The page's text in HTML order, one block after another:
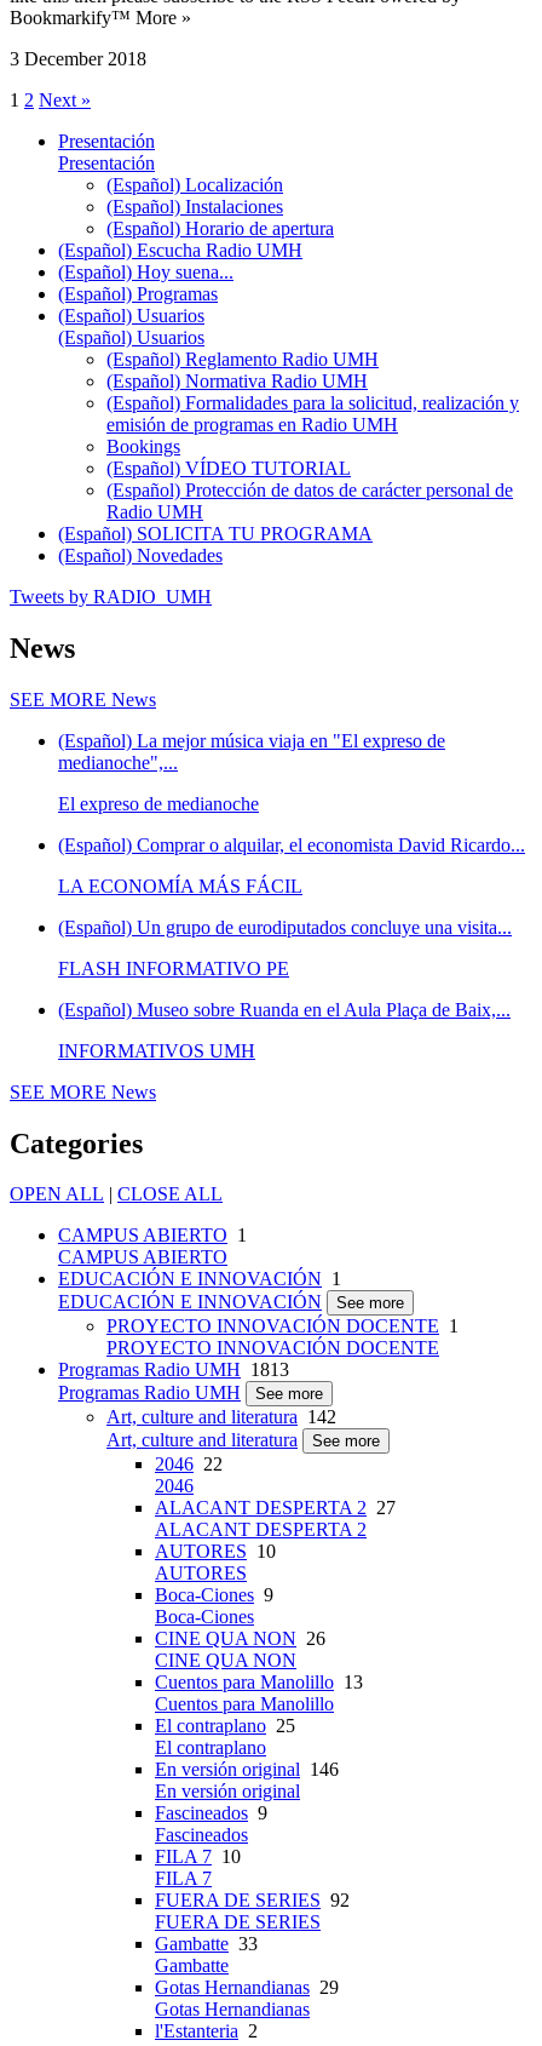
Bookmarkify™ More »
3 December 2018
1 2 Next »
Presentación
Presentación
(Español) Localización
(Español) Instalaciones
(Español) Horario de apertura
(Español) Escucha Radio UMH
(Español) Hoy suena...
(Español) Programas
(Español) Usuarios
(Español) Usuarios
(Español) Reglamento Radio UMH
(Español) Normativa Radio UMH
(Español) Formalidades para la solicitud, realización y
emisión de programas en Radio UMH
Bookings
(Español) VÍDEO TUTORIAL
(Español) Protección de datos de carácter personal de
Radio UMH
(Español) SOLICITA TU PROGRAMA
(Español) Novedades
Tweets by RADIO_UMH
News
SEE MORE News
(Español) La mejor música viaja en "El expreso de
medianoche",...
El expreso de medianoche
(Español) Comprar o alquilar, el economista David Ricardo...
LA ECONOMÍA MÁS FÁCIL
(Español) Un grupo de eurodiputados concluye una visita...
FLASH INFORMATIVO PE
(Español) Museo sobre Ruanda en el Aula Plaça de Baix,...
INFORMATIVOS UMH
SEE MORE News
Categories
OPEN ALL | CLOSE ALL
CAMPUS ABIERTO 1
CAMPUS ABIERTO
EDUCACIÓN E INNOVACIÓN 1
EDUCACIÓN E INNOVACIÓN
See more
PROYECTO INNOVACIÓN DOCENTE 1
PROYECTO INNOVACIÓN DOCENTE
Programas Radio UMH 1813
Programas Radio UMH
See more
Art, culture and literatura 142
Art, culture and literatura
See more
2046 22
2046
ALACANT DESPERTA 2 27
ALACANT DESPERTA 2
AUTORES 10
AUTORES
Boca-Ciones 9
Boca-Ciones
CINE QUA NON 26
CINE QUA NON
Cuentos para Manolillo 13
Cuentos para Manolillo
El contraplano 25
El contraplano
En versión original 146
En versión original
Fascineados 9
Fascineados
FILA 7 10
FILA 7
FUERA DE SERIES 92
FUERA DE SERIES
Gambatte 33
Gambatte
Gotas Hernandianas 29
Gotas Hernandianas
l'Estanteria 2